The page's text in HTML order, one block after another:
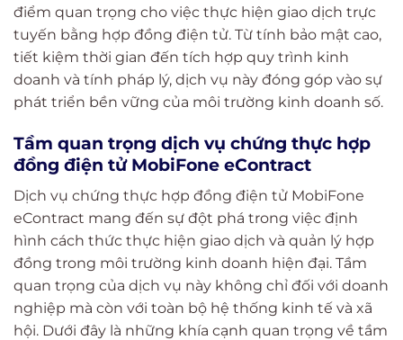
điểm quan trọng cho việc thực hiện giao dịch trực
tuyến bằng hợp đồng điện tử. Từ tính bảo mật cao,
tiết kiệm thời gian đến tích hợp quy trình kinh
doanh và tính pháp lý, dịch vụ này đóng góp vào sự
phát triển bền vững của môi trường kinh doanh số.
Tầm quan trọng dịch vụ chứng thực hợp
đồng điện tử MobiFone eContract
Dịch vụ chứng thực hợp đồng điện tử MobiFone
eContract mang đến sự đột phá trong việc định
hình cách thức thực hiện giao dịch và quản lý hợp
đồng trong môi trường kinh doanh hiện đại. Tầm
quan trọng của dịch vụ này không chỉ đối với doanh
nghiệp mà còn với toàn bộ hệ thống kinh tế và xã
hội. Dưới đây là những khía cạnh quan trọng về tầm